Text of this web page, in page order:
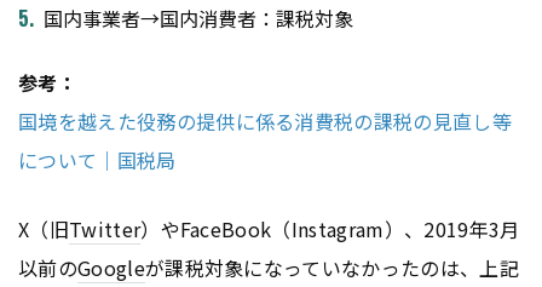
国内事業者→国内消費者：課税対象
参考：
国境を越えた役務の提供に係る消費税の課税の見直し等
について｜国税局
X（旧Twitter）やFaceBook（Instagram）、2019年3月
以前のGoogleが課税対象になっていなかったのは、上記